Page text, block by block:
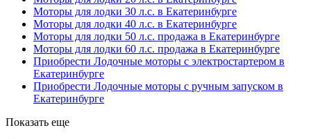
Моторы для лодки 30 л.с. в Екатеринбурге
Моторы для лодки 40 л.с. в Екатеринбурге
Моторы для лодки 50 л.с. продажа в Екатеринбурге
Моторы для лодки 60 л.с. продажа в Екатеринбурге
Приобрести Лодочные моторы с электростартером в
Екатеринбурге
Приобрести Лодочные моторы с ручным запуском в
Екатеринбурге
Показать еще